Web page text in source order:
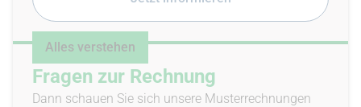
Alles verstehen
Fragen zur Rechnung
Dann schauen Sie sich unsere Musterrechnungen